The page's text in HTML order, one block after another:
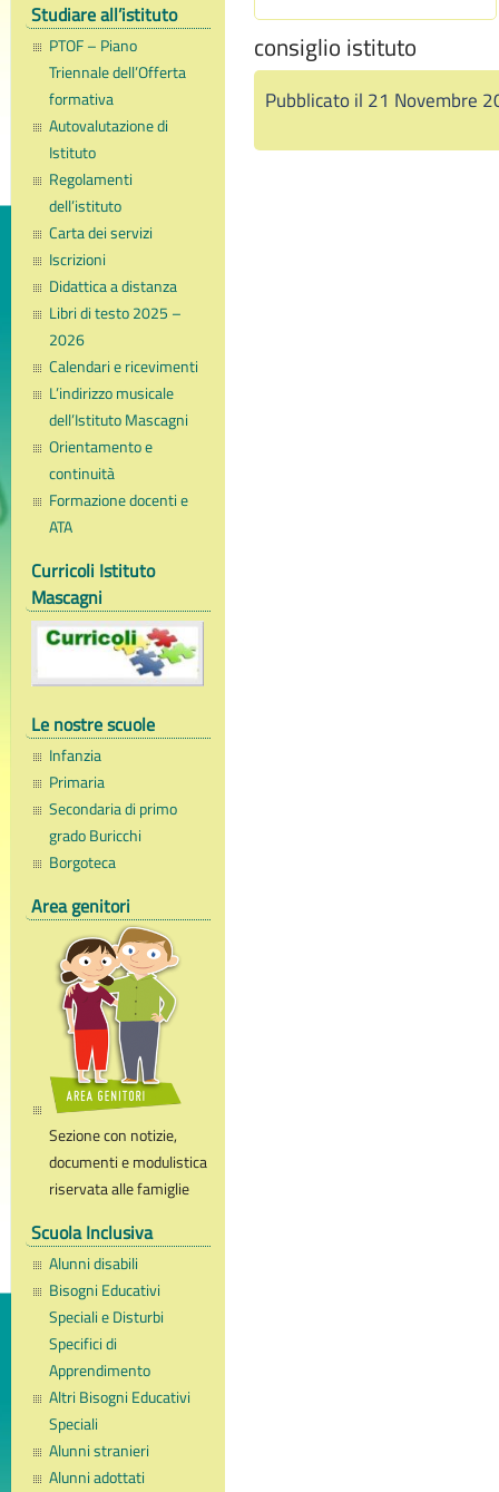
Studiare all’istituto
PTOF – Piano
Triennale dell’Offerta
formativa
Autovalutazione di
Istituto
Regolamenti
dell’istituto
Carta dei servizi
Iscrizioni
Didattica a distanza
Libri di testo 2025 –
2026
Calendari e ricevimenti
L’indirizzo musicale
dell’Istituto Mascagni
Orientamento e
continuità
Formazione docenti e
ATA
Curricoli Istituto
Mascagni
Le nostre scuole
Infanzia
Primaria
Secondaria di primo
grado Buricchi
Borgoteca
Area genitori
Sezione con notizie,
documenti e modulistica
riservata alle famiglie
Scuola Inclusiva
Alunni disabili
Bisogni Educativi
Speciali e Disturbi
Specifici di
Apprendimento
Altri Bisogni Educativi
Speciali
Alunni stranieri
Alunni adottati
consiglio istituto
Pubblicato il 21 Novembre